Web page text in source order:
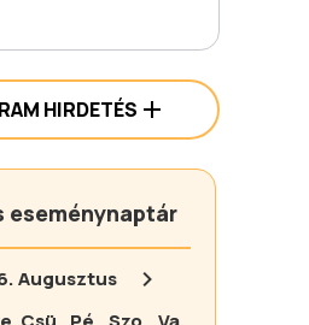
HIRDETÉS
eseménynaptár
Augusztus